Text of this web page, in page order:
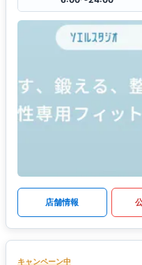
店舗情報
キャンペーン中